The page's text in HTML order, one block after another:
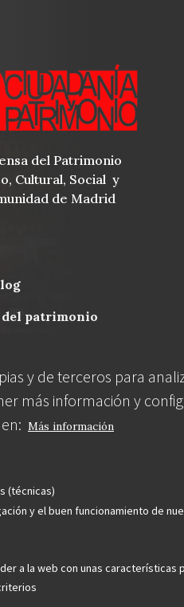
y de terceros para
más información y
Más información
(técnicas)
y el buen funcionamiento de
a la web con unas características
del Patrimonio
Cultural, Social y
de Madrid
blog
del patrimonio
avanzado